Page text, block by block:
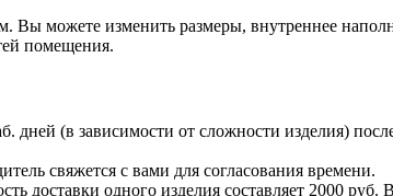
Вы можете изменить размеры, внутреннее
помещения.
дней (в зависимости от сложности изделия)
свяжется с вами для согласования времени.
одного изделия составляет 2000 руб.